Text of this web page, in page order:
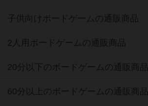
子供向けボードゲームの通販商品
2人用ボードゲームの通販商品
20分以下のボードゲームの通販商品
60分以上のボードゲームの通販商品